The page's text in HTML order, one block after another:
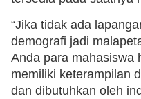
“Jika tidak ada
demografi jadi
Anda para mahasiswa
memiliki keterampilan
dan dibutuhkan oleh